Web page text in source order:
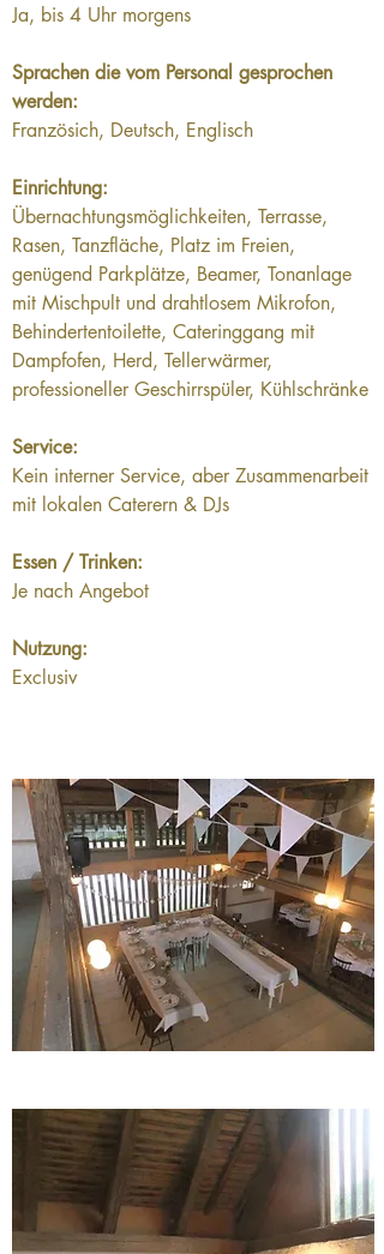
Ja, bis 4 Uhr morgens
Sprachen die vom Personal gesprochen
werden:
Französich, Deutsch, Englisch
Einrichtung:
Übernachtungsmöglichkeiten, Terrasse,
Rasen, Tanzfläche, Platz im Freien,
genügend Parkplätze, Beamer, Tonanlage
mit Mischpult und drahtlosem Mikrofon,
Behindertentoilette, Cateringgang mit
Dampfofen, Herd, Tellerwärmer,
professioneller Geschirrspüler, Kühlschränke
Service:
Kein interner Service, aber Zusammenarbeit
mit lokalen Caterern & DJs
Essen / Trinken:
Je nach Angebot
Nutzung:
Exclusiv